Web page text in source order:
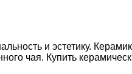
и эстетику.
чая. Купить